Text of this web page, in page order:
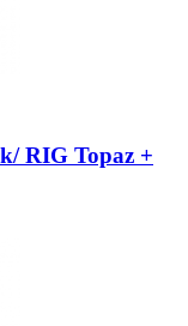
RIG Topaz +